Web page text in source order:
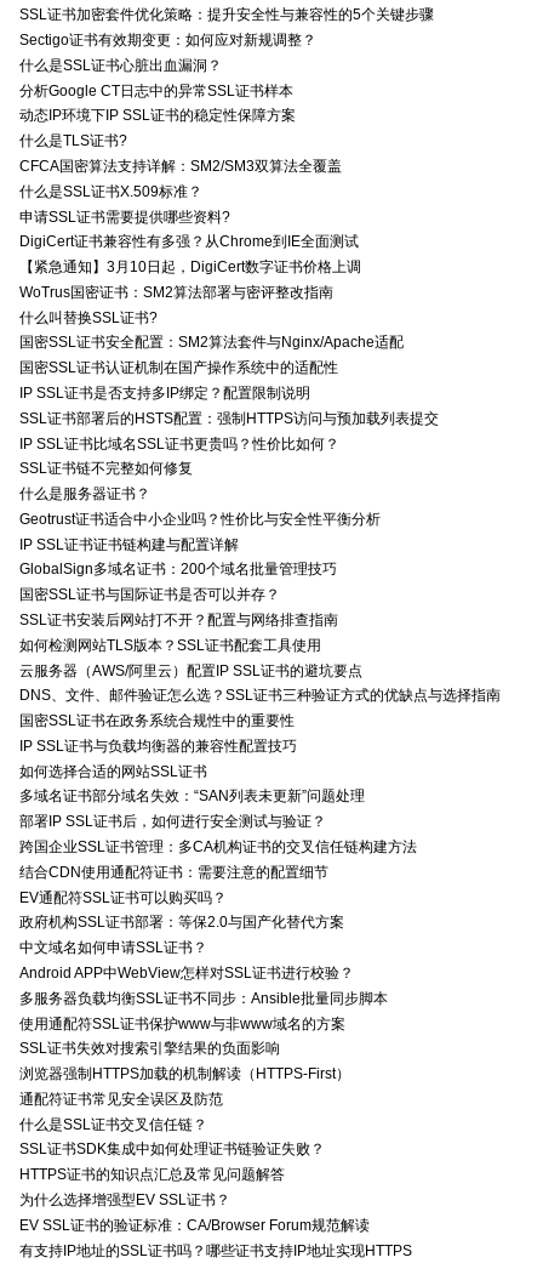
SSL证书加密套件优化策略：提升安全性与兼容性的5个关键步骤
Sectigo证书有效期变更：如何应对新规调整？
什么是SSL证书心脏出血漏洞？
分析Google CT日志中的异常SSL证书样本
动态IP环境下IP SSL证书的稳定性保障方案
什么是TLS证书?
CFCA国密算法支持详解：SM2/SM3双算法全覆盖
什么是SSL证书X.509标准？
申请SSL证书需要提供哪些资料?
DigiCert证书兼容性有多强？从Chrome到IE全面测试
【紧急通知】3月10日起，DigiCert数字证书价格上调
WoTrus国密证书：SM2算法部署与密评整改指南
什么叫替换SSL证书?
国密SSL证书安全配置：SM2算法套件与Nginx/Apache适配
国密SSL证书认证机制在国产操作系统中的适配性
IP SSL证书是否支持多IP绑定？配置限制说明
SSL证书部署后的HSTS配置：强制HTTPS访问与预加载列表提交
IP SSL证书比域名SSL证书更贵吗？性价比如何？
SSL证书链不完整如何修复
什么是服务器证书？
Geotrust证书适合中小企业吗？性价比与安全性平衡分析
IP SSL证书证书链构建与配置详解
GlobalSign多域名证书：200个域名批量管理技巧
国密SSL证书与国际证书是否可以并存？
SSL证书安装后网站打不开？配置与网络排查指南
如何检测网站TLS版本？SSL证书配套工具使用
云服务器（AWS/阿里云）配置IP SSL证书的避坑要点
DNS、文件、邮件验证怎么选？SSL证书三种验证方式的优缺点与选择指南
国密SSL证书在政务系统合规性中的重要性
IP SSL证书与负载均衡器的兼容性配置技巧
如何选择合适的网站SSL证书
多域名证书部分域名失效：“SAN列表未更新”问题处理
部署IP SSL证书后，如何进行安全测试与验证？
跨国企业SSL证书管理：多CA机构证书的交叉信任链构建方法
结合CDN使用通配符证书：需要注意的配置细节
EV通配符SSL证书可以购买吗？
政府机构SSL证书部署：等保2.0与国产化替代方案
中文域名如何申请SSL证书？
Android APP中WebView怎样对SSL证书进行校验？
多服务器负载均衡SSL证书不同步：Ansible批量同步脚本
使用通配符SSL证书保护www与非www域名的方案
SSL证书失效对搜索引擎结果的负面影响
浏览器强制HTTPS加载的机制解读（HTTPS-First）
通配符证书常见安全误区及防范
什么是SSL证书交叉信任链？
SSL证书SDK集成中如何处理证书链验证失败？
HTTPS证书的知识点汇总及常见问题解答
为什么选择增强型EV SSL证书？
EV SSL证书的验证标准：CA/Browser Forum规范解读
有支持IP地址的SSL证书吗？哪些证书支持IP地址实现HTTPS